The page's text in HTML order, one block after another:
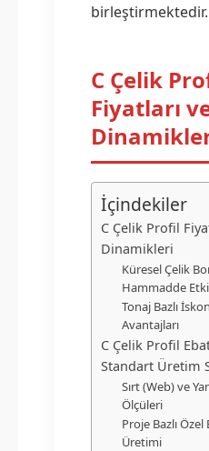
birleştirmektedir.
C Çelik
Fiyatları
İçindekiler
C Çelik Profil
Dinamikleri
Küresel Çelik
Hammadde
Tonaj Bazlı
Avantajları
C Çelik Profil
Standart Üretim
Sırt (Web) ve
Ölçüleri
Proje Bazlı
Üretimi